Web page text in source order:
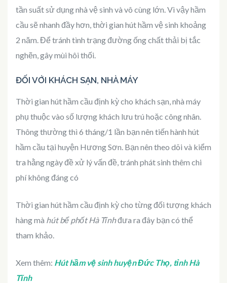
tần suất sử dụng nhà vệ sinh và vô cùng lớn. Vì vậy hầm
cầu sẽ nhanh đầy hơn, thời gian hút hầm vệ sinh khoảng
2 năm. Để tránh tình trạng đường ống chất thải bị tắc
nghẽn, gây mùi hôi thối.
ĐỐI VỚI KHÁCH SẠN, NHÀ MÁY
Thời gian hút hầm cầu định kỳ cho khách sạn, nhà máy
phụ thuộc vào số lượng khách lưu trú hoặc công nhân.
Thông thường thì 6 tháng/1 lần bạn nên tiến hành hút
hầm cầu tại huyện Hương Sơn. Bạn nên theo dõi và kiểm
tra hằng ngày đề xử lý vấn đề, tránh phát sinh thêm chi
phí không đáng có
Thời gian hút hầm cầu định kỳ cho từng đối tượng khách
hàng mà hút bể phốt Hà Tĩnhđưa ra đây bạn có thể
tham khảo.
Xem thêm: Hút hầm vệ sinh huyện Đức Thọ, tỉnh Hà
Tĩnh